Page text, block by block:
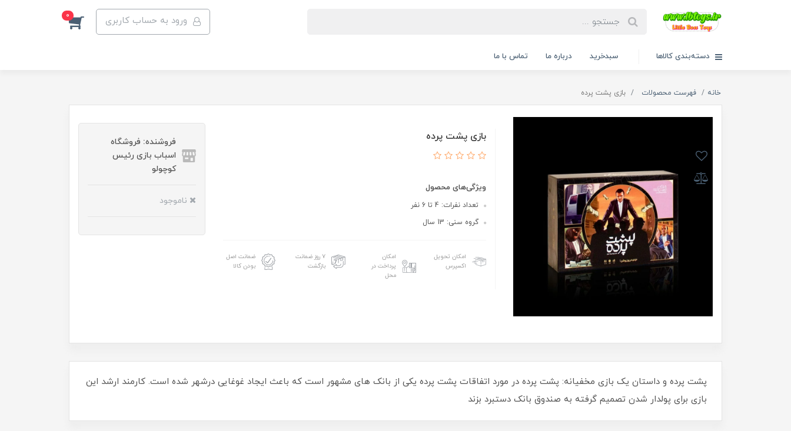
ورود به حساب کاربری 0
دسته‌بندی کالاها سبدخرید درباره ما تماس با ما
خانه فهرست محصولات بازی پشت پرده
بازی پشت پرده
ویژگی‌های محصول
تعداد نفرات: 4 تا 6 نفر
گروه سنی: 13 سال
امکان تحویل
اکسپرس
امکان
پرداخت در
محل
۷ روز ضمانت
بازگشت
ضمانت اصل
بودن کالا
فروشنده: فروشگاه
اسباب بازی رئیس
کوچولو
ناموجود
پشت پرده و داستان یک بازی مخفیانه: پشت پرده در مورد اتفاقات پشت پرده یکی از بانک های مشهور است که باعث ایجاد غوغایی درشهر شده است. کارمند ارشد این
بازی برای پولدار شدن تصمیم گرفته به صندوق بانک دستبرد بزند